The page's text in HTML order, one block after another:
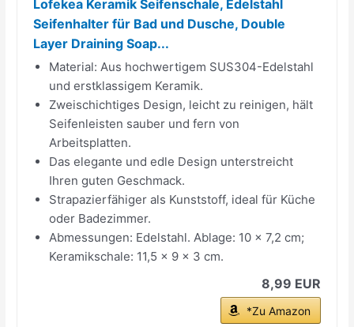
Lofekea Keramik Seifenschale, Edelstahl
Seifenhalter für Bad und Dusche, Double
Layer Draining Soap...
Material: Aus hochwertigem SUS304-Edelstahl
und erstklassigem Keramik.
Zweischichtiges Design, leicht zu reinigen, hält
Seifenleisten sauber und fern von
Arbeitsplatten.
Das elegante und edle Design unterstreicht
Ihren guten Geschmack.
Strapazierfähiger als Kunststoff, ideal für Küche
oder Badezimmer.
Abmessungen: Edelstahl. Ablage: 10 x 7,2 cm;
Keramikschale: 11,5 x 9 x 3 cm.
8,99 EUR
*Zu Amazon